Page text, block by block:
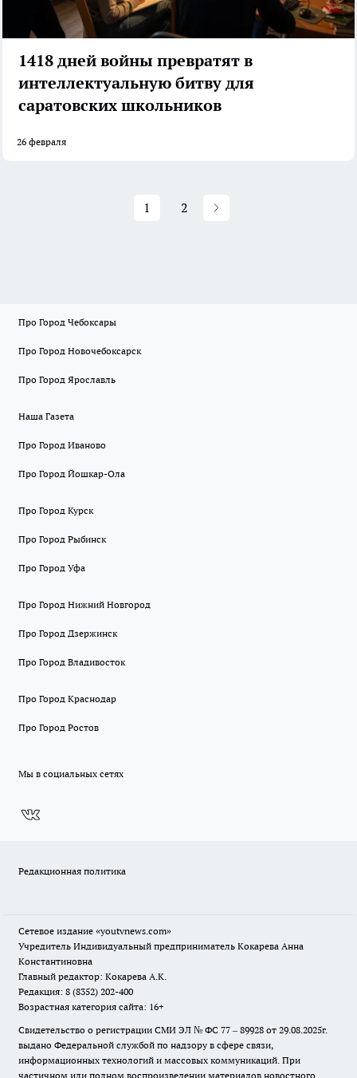
1418 дней войны превратят в
интеллектуальную битву для
саратовских школьников
26 февраля
1 2
Про Город Чебоксары
Про Город Новочебоксарск
Про Город Ярославль
Наша Газета
Про Город Иваново
Про Город Йошкар-Ола
Про Город Курск
Про Город Рыбинск
Про Город Уфа
Про Город Нижний Новгород
Про Город Дзержинск
Про Город Владивосток
Про Город Краснодар
Про Город Ростов
Мы в социальных сетях
Редакционная политика
Сетевое издание «youtvnews.com»
Учредитель Индивидуальный предприниматель Кокарева Анна
Константиновна
Главный редактор: Кокарева А.К.
Редакция: 8 (8352) 202-400
Возрастная категория сайта: 16+
Свидетельство о регистрации СМИ ЭЛ № ФС 77 – 89928 от 29.08.2025г.
выдано Федеральной службой по надзору в сфере связи,
информационных технологий и массовых коммуникаций. При
частичном или полном воспроизведении материалов новостного